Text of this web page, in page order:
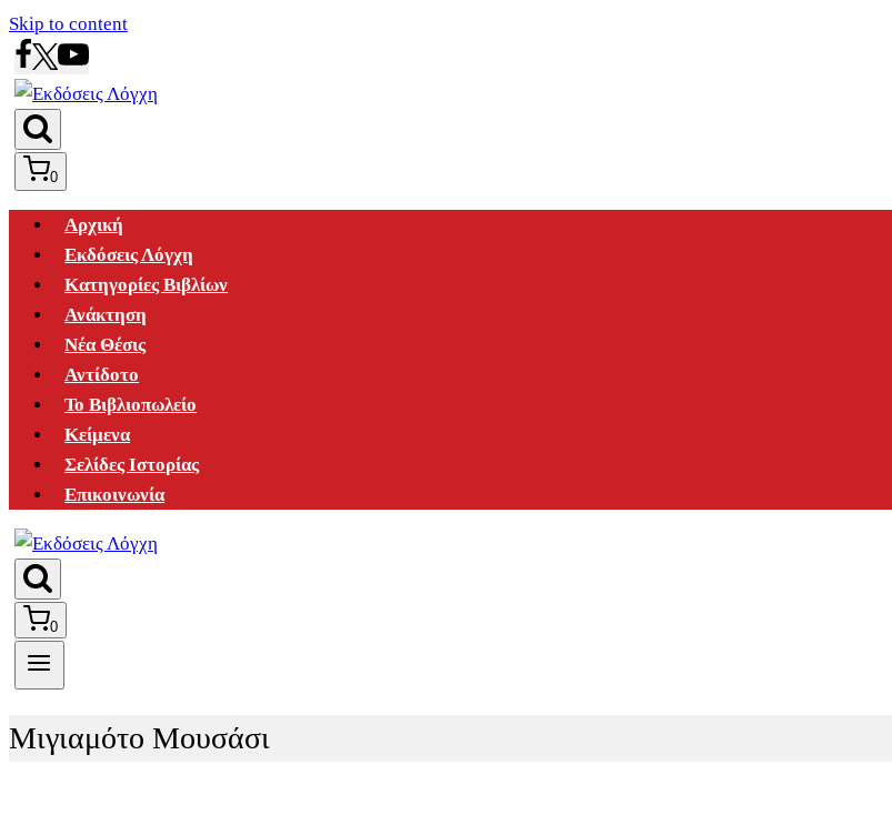
Skip to content
0
Αρχική
Εκδόσεις Λόγχη
Κατηγορίες Βιβλίων
Ανάκτηση
Νέα Θέσις
Αντίδοτο
Το Βιβλιοπωλείο
Κείμενα
Σελίδες Ιστορίας
Επικοινωνία
0
Μιγιαμότο Μουσάσι